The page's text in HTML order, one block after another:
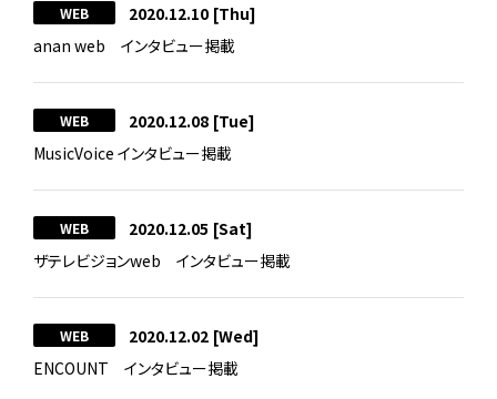
WEB 2020.12.10 [Thu]
anan web インタビュー掲載
WEB 2020.12.08 [Tue]
MusicVoice インタビュー掲載
WEB 2020.12.05 [Sat]
ザテレビジョンweb インタビュー掲載
WEB 2020.12.02 [Wed]
ENCOUNT インタビュー掲載